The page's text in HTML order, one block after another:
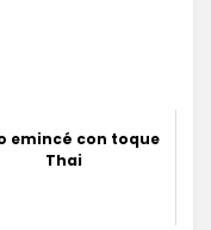
emincé con toque
Thai